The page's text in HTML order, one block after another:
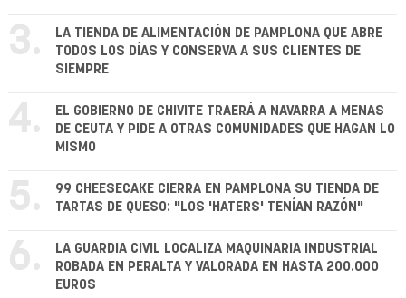
3.
LA TIENDA DE ALIMENTACIÓN DE PAMPLONA QUE ABRE
TODOS LOS DÍAS Y CONSERVA A SUS CLIENTES DE
SIEMPRE
4.
EL GOBIERNO DE CHIVITE TRAERÁ A NAVARRA A MENAS
DE CEUTA Y PIDE A OTRAS COMUNIDADES QUE HAGAN LO
MISMO
5.
99 CHEESECAKE CIERRA EN PAMPLONA SU TIENDA DE
TARTAS DE QUESO: "LOS 'HATERS' TENÍAN RAZÓN"
6.
LA GUARDIA CIVIL LOCALIZA MAQUINARIA INDUSTRIAL
ROBADA EN PERALTA Y VALORADA EN HASTA 200.000
EUROS